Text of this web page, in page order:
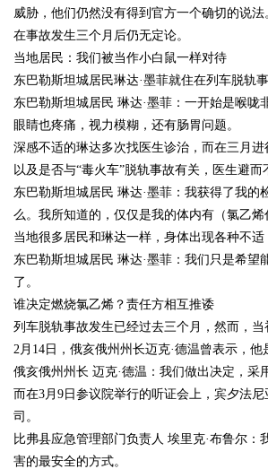
uz
!
威胁，他们仍然没有得到官方一个确切的说
在事故发生三个月后仍无定论。
当地居民：我们被当作小白鼠一样对待
东巴勒斯坦城居民琳达·墨菲就住在列车脱轨
东巴勒斯坦城居民 琳达·墨菲：一开始是喉
眼睛也疼痛，视力模糊，还有肠胃问题。
深感不适的琳达多次找医生诊治，而在三月
以及是否与“毒火车”脱轨事故有关，医生避而
东巴勒斯坦城居民 琳达·墨菲：我获得了我
么。我所知道的，仅仅是我的体内有（氯乙烯
当地很多居民和琳达一样，身体出现各种不
东巴勒斯坦城居民 琳达·墨菲：我们只是希
了。
谁决定燃烧氯乙烯？责任方相互推诿
列车脱轨事故发生已经过去三个月，然而，
2月14日，俄亥俄州州长迈克·德温曾表示，
俄亥俄州州长 迈克·德温：我们做出决定，采
而在3月9日参议院举行的听证会上，宾夕法
司。
比弗县应急管理部门负责人 埃里克·布鲁尔
害的最安全的方式。
趋势探讨